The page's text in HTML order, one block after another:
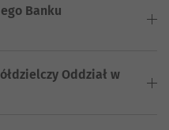
Banku
Oddział w